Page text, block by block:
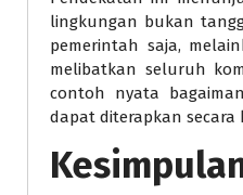
lingkungan bukan
pemerintah saja,
melibatkan seluruh
contoh nyata
dapat diterapkan secara